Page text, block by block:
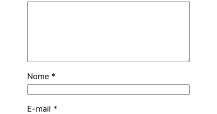
Nome *
E-mail *